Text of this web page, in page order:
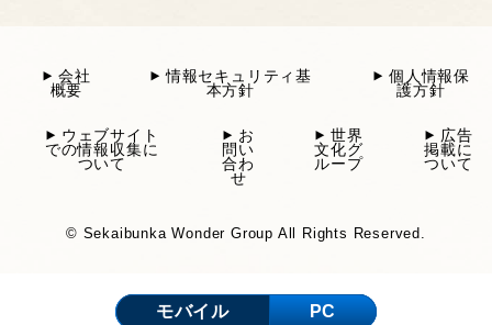
会社
概要
情報セキュリティ基
本方針
個人情報保
護方針
ウェブサイト
での情報収集に
ついて
お
問い
合わ
せ
世界
文化グ
ループ
広告
掲載に
ついて
© Sekaibunka Wonder Group All Rights Reserved.
モバイル PC